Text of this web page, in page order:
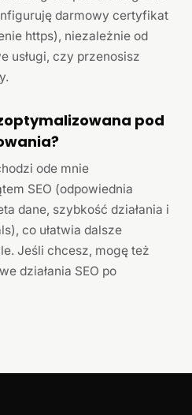
darmowy certyfikat
https), niezależnie od
usługi, czy przenosisz
pod
ode mnie
SEO (odpowiednia
dane, szybkość działania i
co ułatwia dalsze
Jeśli chcesz, mogę też
działania SEO po